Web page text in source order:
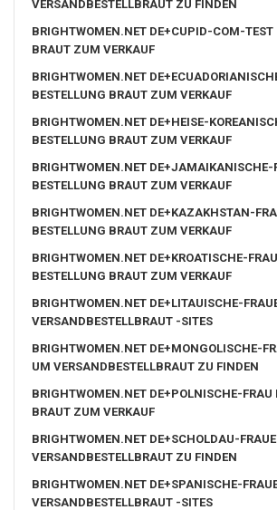
VERSANDBESTELLBRAUT ZU FINDEN
BRIGHTWOMEN.NET DE+CUPID-COM-
BRAUT ZUM VERKAUF
BRIGHTWOMEN.NET
BESTELLUNG BRAUT ZUM VERKAUF
BRIGHTWOMEN.NET DE+HEISE-
BESTELLUNG BRAUT ZUM VERKAUF
BRIGHTWOMEN.NET DE+JAMAIKANISCHE-
BESTELLUNG BRAUT ZUM VERKAUF
BRIGHTWOMEN.NET DE+KAZAKHSTAN-
BESTELLUNG BRAUT ZUM VERKAUF
BRIGHTWOMEN.NET DE+KROATISCHE-
BESTELLUNG BRAUT ZUM VERKAUF
BRIGHTWOMEN.NET DE+LITAUISCHE-
VERSANDBESTELLBRAUT -SITES
BRIGHTWOMEN.NET DE+MONGOLISCHE-
UM VERSANDBESTELLBRAUT ZU FINDEN
BRIGHTWOMEN.NET DE+POLNISCHE-
BRAUT ZUM VERKAUF
BRIGHTWOMEN.NET DE+SCHOLDAU-
VERSANDBESTELLBRAUT ZU FINDEN
BRIGHTWOMEN.NET DE+SPANISCHE-
VERSANDBESTELLBRAUT -SITES